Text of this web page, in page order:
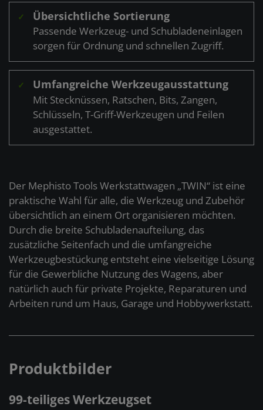
✓ Übersichtliche Sortierung
Passende Werkzeug- und Schubladeneinlagen
sorgen für Ordnung und schnellen Zugriff.
✓ Umfangreiche Werkzeugausstattung
Mit Stecknüssen, Ratschen, Bits, Zangen,
Schlüsseln, T-Griff-Werkzeugen und Feilen
ausgestattet.
Der Mephisto Tools Werkstattwagen „TWIN“ ist eine
praktische Wahl für alle, die Werkzeug und Zubehör
übersichtlich an einem Ort organisieren möchten.
Durch die breite Schubladenaufteilung, das
zusätzliche Seitenfach und die umfangreiche
Werkzeugbestückung entsteht eine vielseitige Lösung
für die Gewerbliche Nutzung des Wagens, aber
natürlich auch für private Projekte, Reparaturen und
Arbeiten rund um Haus, Garage und Hobbywerkstatt.
Produktbilder
99-teiliges Werkzeugset